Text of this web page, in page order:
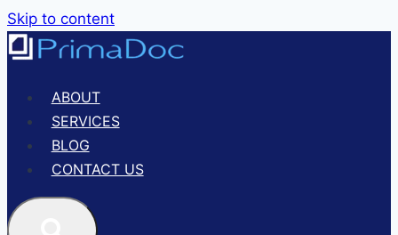
Skip to content
ABOUT
SERVICES
BLOG
CONTACT US